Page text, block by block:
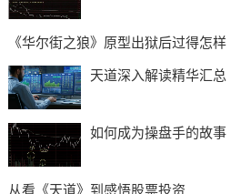
《华尔街之狼》原型出狱后过得怎样
天道深入解读精华汇总
如何成为操盘手的故事
从看《天道》到感悟股票投资